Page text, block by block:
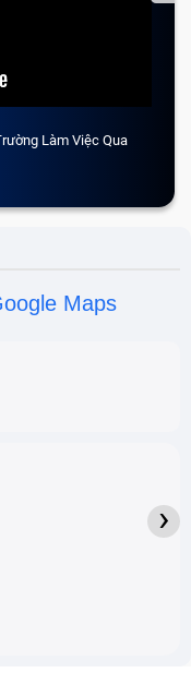
Làm Việc Qua
Maps
›